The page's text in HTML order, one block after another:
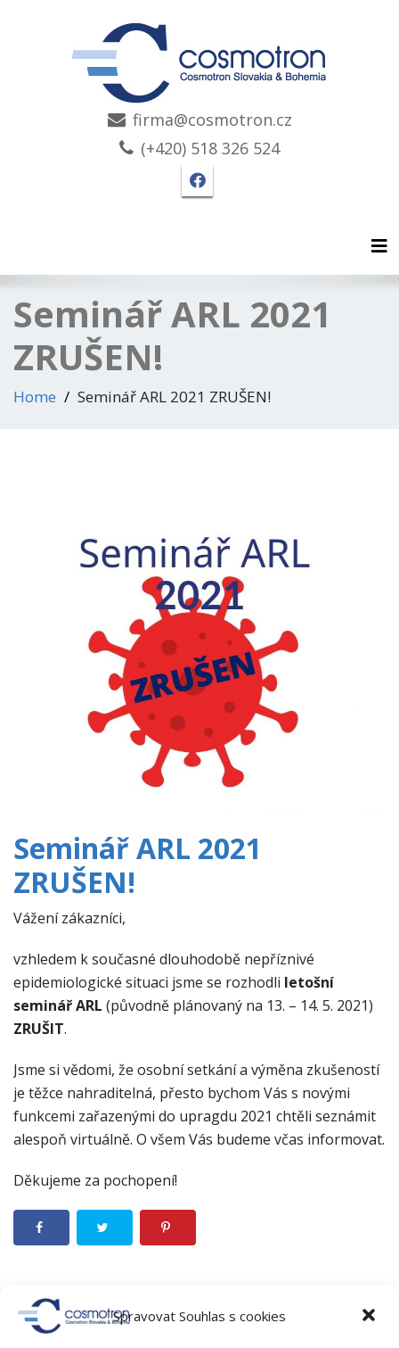
Spravovat Souhlas s cookies
firma@cosmotron.cz
(+420) 518 326 524
Facebook stránka
Seminář ARL 2021
ZRUŠEN!
Home Seminář ARL 2021 ZRUŠEN!
Seminář ARL 2021
ZRUŠEN!
Vážení zákazníci,
vzhledem k současné dlouhodobě nepříznivé
epidemiologické situaci jsme se rozhodli letošní
seminář ARL (původně plánovaný na 13. – 14. 5. 2021)
ZRUŠIT.
Jsme si vědomi, že osobní setkání a výměna zkušeností
je těžce nahraditelná, přesto bychom Vás s novými
funkcemi zařazenými do upragdu 2021 chtěli seznámit
alespoň virtuálně. O všem Vás budeme včas informovat.
Děkujeme za pochopení!